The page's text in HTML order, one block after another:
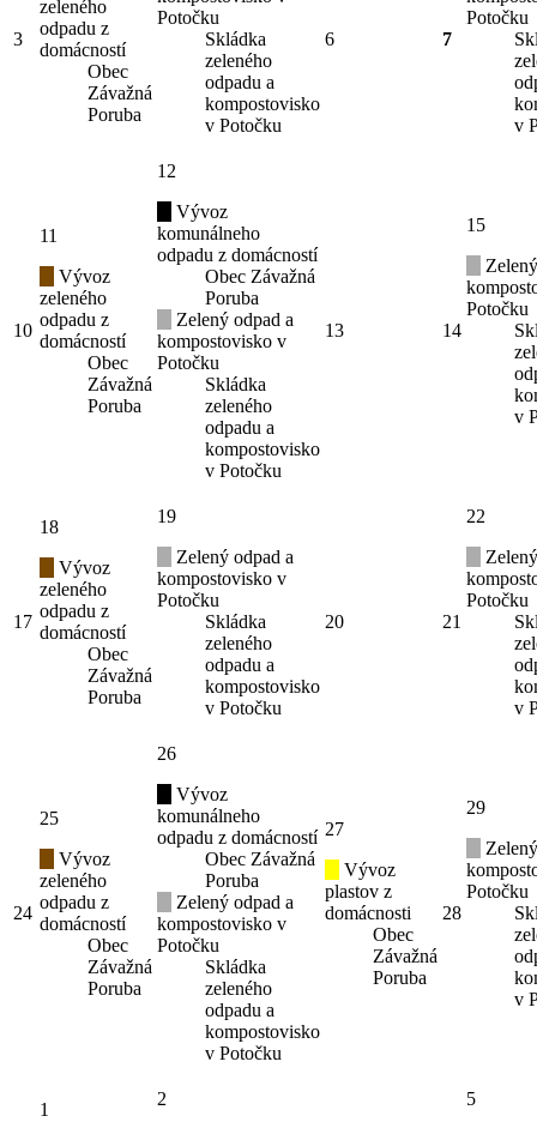
3
zeleného
odpadu z
domácností
Obec
Závažná
Poruba
Potočku
Skládka
zeleného
odpadu a
kompostovisko
v Potočku
6 7
Potočku
v
10
11
Vývoz
zeleného
odpadu z
domácností
Obec
Závažná
Poruba
12
Vývoz
komunálneho
odpadu z domácností
Obec Závažná
Poruba
Zelený odpad a
kompostovisko v
Potočku
Skládka
zeleného
odpadu a
kompostovisko
v Potočku
13 14
15
Potočku
v
17
18
Vývoz
zeleného
odpadu z
domácností
Obec
Závažná
Poruba
19
Zelený odpad a
kompostovisko v
Potočku
Skládka
zeleného
odpadu a
kompostovisko
v Potočku
20 21
22
Potočku
v
24
25
Vývoz
zeleného
odpadu z
domácností
Obec
Závažná
Poruba
26
Vývoz
komunálneho
odpadu z domácností
Obec Závažná
Poruba
Zelený odpad a
kompostovisko v
Potočku
Skládka
zeleného
odpadu a
kompostovisko
v Potočku
27
Vývoz
plastov z
domácnosti
Obec
Závažná
Poruba
28
29
Potočku
v
1
2
5